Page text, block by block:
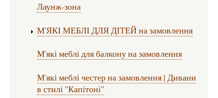
Лаунж-зона
М'ЯКІ МЕБЛІ ДЛЯ ДІТЕЙ на замовлення
М'які меблі для балкону на замовлення
М'які меблі честер на замовлення | Дивани
в стилі "Капітоні"